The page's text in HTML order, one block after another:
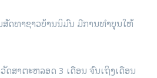
ດທາຊາວບ້ານນິມົນ ມີການທໍາບຸນໃຫ້
ດສາຕະຫລອດ 3 ເດືອນ ຈົນເຖິງເດືອນ